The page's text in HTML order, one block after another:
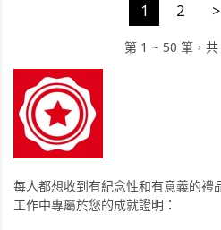
1 2 >
第 1 ~ 50 筆，
每人都想收到有紀念性和有意義的禮
工作中專屬於您的成就證明：